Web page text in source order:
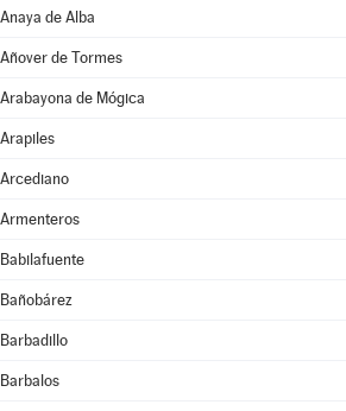
Anaya de Alba
Añover de Tormes
Arabayona de Mógica
Arapiles
Arcediano
Armenteros
Babilafuente
Bañobárez
Barbadillo
Barbalos